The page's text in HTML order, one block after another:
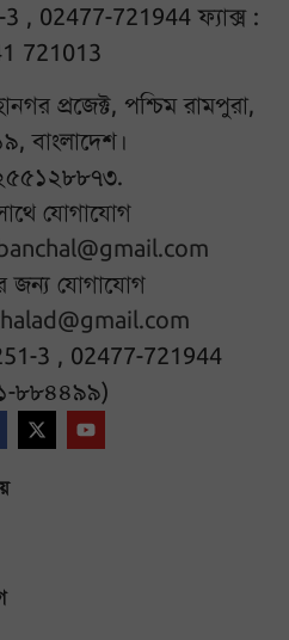
, 02477-721944 ফ্যাক্স :
721013
প্রজেক্ট, পশ্চিম রামপুরা,
বাংলাদেশ।
যোগাযোগ
জন্য যোগাযোগ
3 , 02477-721944
৮৮৪৪৯৯)